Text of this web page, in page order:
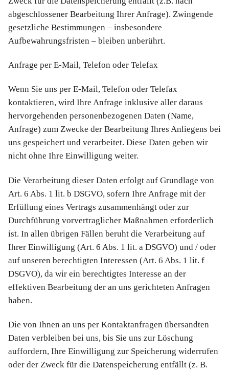
abgeschlossener Bearbeitung Ihrer Anfrage). Zwingende
gesetzliche Bestimmungen – insbesondere
Aufbewahrungsfristen – bleiben unberührt.
Anfrage per E-Mail, Telefon oder Telefax
Wenn Sie uns per E-Mail, Telefon oder Telefax
kontaktieren, wird Ihre Anfrage inklusive aller daraus
hervorgehenden personenbezogenen Daten (Name,
Anfrage) zum Zwecke der Bearbeitung Ihres Anliegens bei
uns gespeichert und verarbeitet. Diese Daten geben wir
nicht ohne Ihre Einwilligung weiter.
Die Verarbeitung dieser Daten erfolgt auf Grundlage von
Art. 6 Abs. 1 lit. b DSGVO, sofern Ihre Anfrage mit der
Erfüllung eines Vertrags zusammenhängt oder zur
Durchführung vorvertraglicher Maßnahmen erforderlich
ist. In allen übrigen Fällen beruht die Verarbeitung auf
Ihrer Einwilligung (Art. 6 Abs. 1 lit. a DSGVO) und / oder
auf unseren berechtigten Interessen (Art. 6 Abs. 1 lit. f
DSGVO), da wir ein berechtigtes Interesse an der
effektiven Bearbeitung der an uns gerichteten Anfragen
haben.
Die von Ihnen an uns per Kontaktanfragen übersandten
Daten verbleiben bei uns, bis Sie uns zur Löschung
auffordern, Ihre Einwilligung zur Speicherung widerrufen
oder der Zweck für die Datenspeicherung entfällt (z. B.